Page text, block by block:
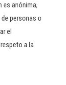
es anónima,
personas o
el
a la